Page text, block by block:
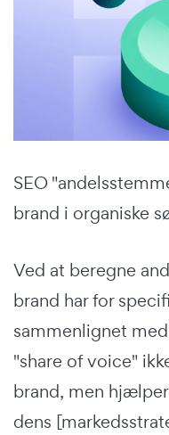
SEO
brand i organiske
Ved at beregne
brand har for
sammenlignet
"share of voice"
brand, men
dens